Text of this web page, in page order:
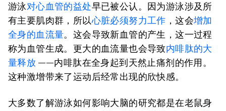
游泳对心血管的益处早已被公认。因为游泳涉及所
有主要肌肉群，所以心脏必须努力工作 ，这会增加
全身的血流量。这会导致新血管的产生，这一过程
称为血管生成。更大的血流量也会导致内啡肽的大
量释放 ——内啡肽在全身起到天然止痛剂的作用。
这种激增带来了运动后经常出现的欣快感。
大多数了解游泳如何影响大脑的研究都是在老鼠身